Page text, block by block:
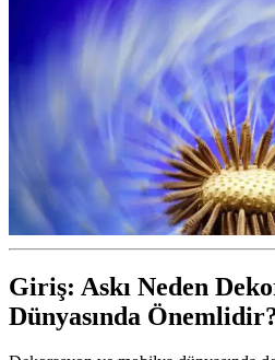
Giriş: Askı Neden
Dünyasında